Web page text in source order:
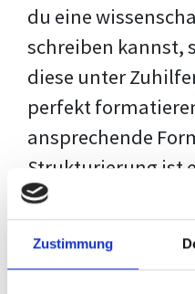
Zustimmung
du eine
schreiben kannst,
diese unter
perfekt
ansprechende
Strukturierung ist
wie der Inhalt
eigene
Schulung ist so